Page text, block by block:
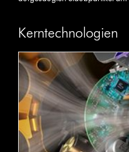
Kerntechnologien